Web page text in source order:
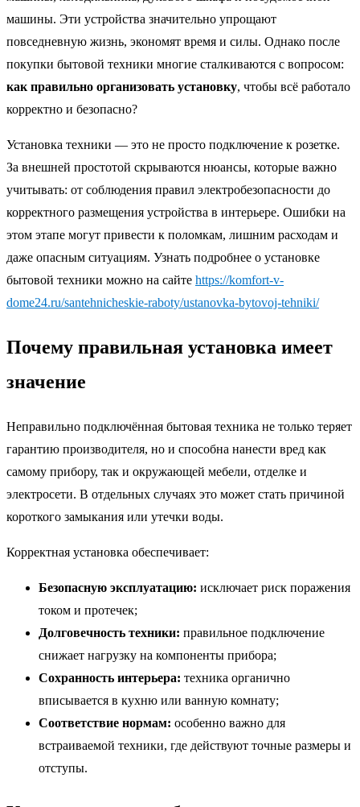
машины. Эти устройства значительно упрощают
повседневную жизнь, экономят время и силы. Однако после
покупки бытовой техники многие сталкиваются с вопросом:
как правильно организовать установку, чтобы всё работало
корректно и безопасно?
Установка техники — это не просто подключение к розетке.
За внешней простотой скрываются нюансы, которые важно
учитывать: от соблюдения правил электробезопасности до
корректного размещения устройства в интерьере. Ошибки на
этом этапе могут привести к поломкам, лишним расходам и
даже опасным ситуациям. Узнать подробнее о установке
бытовой техники можно на сайте https://komfort-v-
dome24.ru/santehnicheskie-raboty/ustanovka-bytovoj-tehniki/
Почему правильная установка имеет
значение
Неправильно подключённая бытовая техника не только теряет
гарантию производителя, но и способна нанести вред как
самому прибору, так и окружающей мебели, отделке и
электросети. В отдельных случаях это может стать причиной
короткого замыкания или утечки воды.
Корректная установка обеспечивает:
Безопасную эксплуатацию: исключает риск поражения
током и протечек;
Долговечность техники: правильное подключение
снижает нагрузку на компоненты прибора;
Сохранность интерьера: техника органично
вписывается в кухню или ванную комнату;
Соответствие нормам: особенно важно для
встраиваемой техники, где действуют точные размеры и
отступы.